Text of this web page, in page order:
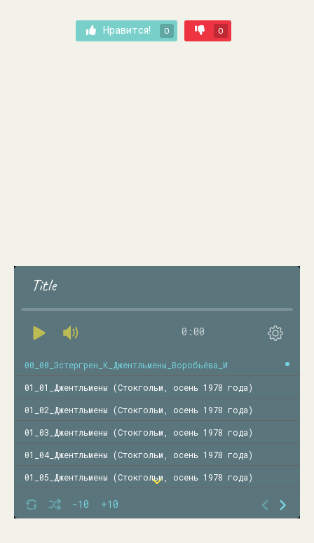
Нравится! 0 0
Title
0:00
-10 +10
00_00_Эстергрен_К_Джентльмены_Воробьёва_И
01_01_Джентльмены (Стокгольм, осень 1978 года)
01_02_Джентльмены (Стокгольм, осень 1978 года)
01_03_Джентльмены (Стокгольм, осень 1978 года)
01_04_Джентльмены (Стокгольм, осень 1978 года)
01_05_Джентльмены (Стокгольм, осень 1978 года)
01_06_Джентльмены (Стокгольм, осень 1978 года)
01_07_Джентльмены (Стокгольм, осень 1978 года)